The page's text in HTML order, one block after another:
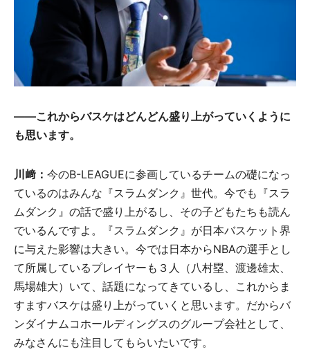
――これからバスケはどんどん盛り上がっていくように
も思います。
川﨑： 今のB-LEAGUEに参画しているチームの礎になっ
ているのはみんな『スラムダンク』世代。今でも『スラ
ムダンク』の話で盛り上がるし、その子どもたちも読ん
でいるんですよ。『スラムダンク』が日本バスケット界
に与えた影響は大きい。今では日本からNBAの選手とし
て所属しているプレイヤーも３人（八村塁、渡邊雄太、
馬場雄大）いて、話題になってきているし、これからま
すますバスケは盛り上がっていくと思います。だからバ
ンダイナムコホールディングスのグループ会社として、
みなさんにも注目してもらいたいです。